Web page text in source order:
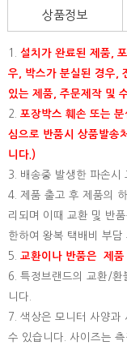
상품정보
1. 설치가 완료된 제품,
우, 박스가 분실된 경우,
있는 제품, 주문제작 및
2. 포장박스 훼손 또는
심으로 반품시 상품발송
니다.)
3. 배송중 발생한 파손시
4. 제품 출고 후 제품의
리되며 이때 교환 및 반
한하여 왕복 택배비 부담
5. 교환이나 반품은 제품
6. 특정브랜드의 교환/환
니다.
7. 색상은 모니터 사양과
수 있습니다. 사이즈는